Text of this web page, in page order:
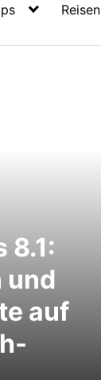
Reisen
8.1:
und
auf